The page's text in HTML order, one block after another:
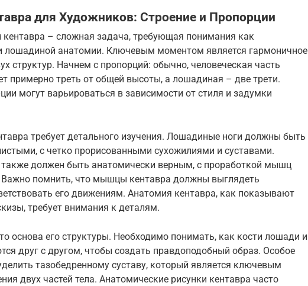
для Художников: Строение и Пропорции
кентавра – сложная задача, требующая понимания как
лошадиной анатомии. Ключевым моментом является гармоничное
структур. Начнем с пропорций: обычно, человеческая часть
примерно треть от общей высоты, а лошадиная – две трети.
могут варьироваться в зависимости от стиля и задумки
требует детального изучения. Лошадиные ноги должны быть
с четко прорисованными сухожилиями и суставами.
также должен быть анатомически верным, с проработкой мышц
Важно помнить, что мышцы кентавра должны выглядеть
его движениям. Анатомия кентавра, как показывают
требует внимания к деталям.
основа его структуры. Необходимо понимать, как кости лошади и
друг с другом, чтобы создать правдоподобный образ. Особое
тазобедренному суставу, который является ключевым
двух частей тела. Анатомические рисунки кентавра часто